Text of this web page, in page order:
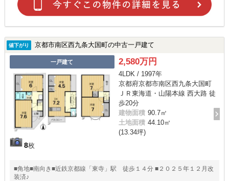
値下がり 京都市南区西九条大国町の中古一戸建て
一戸建て
8枚
2,580万円
4LDK / 1997年
京都府京都市南区西九条大国町
ＪＲ東海道・山陽本線 西大路 徒
歩20分
建物面積 90.7㎡
土地面積 44.10㎡
(13.34坪)
■角地■南向き■近鉄京都線「東寺」駅 徒歩１４分 ■２０２５年１２月改
装済♪